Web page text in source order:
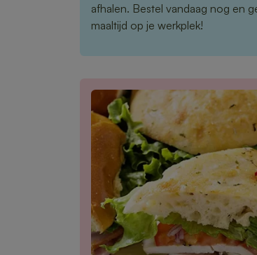
afhalen. Bestel vandaag nog en
maaltijd op je werkplek!